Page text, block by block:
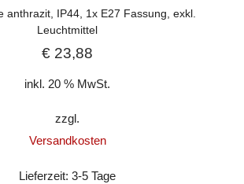
anthrazit, IP44, 1x E27 Fassung, exkl.
Leuchtmittel
€ 23,88
inkl. 20 % MwSt.
zzgl.
Versandkosten
Lieferzeit:3-5 Tage